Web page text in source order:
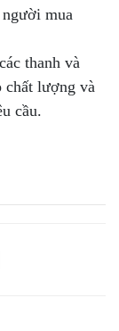
mua
thanh và
chất lượng và
cầu.